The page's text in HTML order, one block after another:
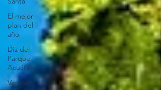
El mejor
plan del
año
Día del
Parque
Acuático
Verano